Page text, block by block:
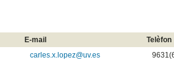
E-mail
Telèfon
carles.x.lopez@uv.es